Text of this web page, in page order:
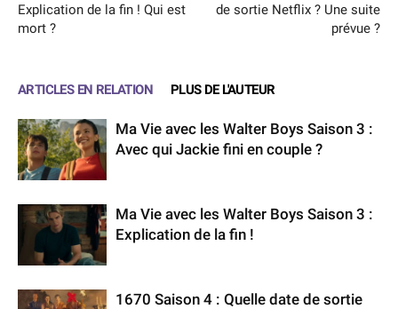
Explication de la fin ! Qui est
mort ?
de sortie Netflix ? Une suite
prévue ?
ARTICLES EN RELATION PLUS DE L'AUTEUR
Ma Vie avec les Walter Boys Saison 3 :
Avec qui Jackie fini en couple ?
Ma Vie avec les Walter Boys Saison 3 :
Explication de la fin !
1670 Saison 4 : Quelle date de sortie